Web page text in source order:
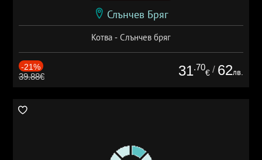
Слънчев Бряг
Котва - Слънчев бряг
-21%
39.88€ 31.70
€ / 62лв.